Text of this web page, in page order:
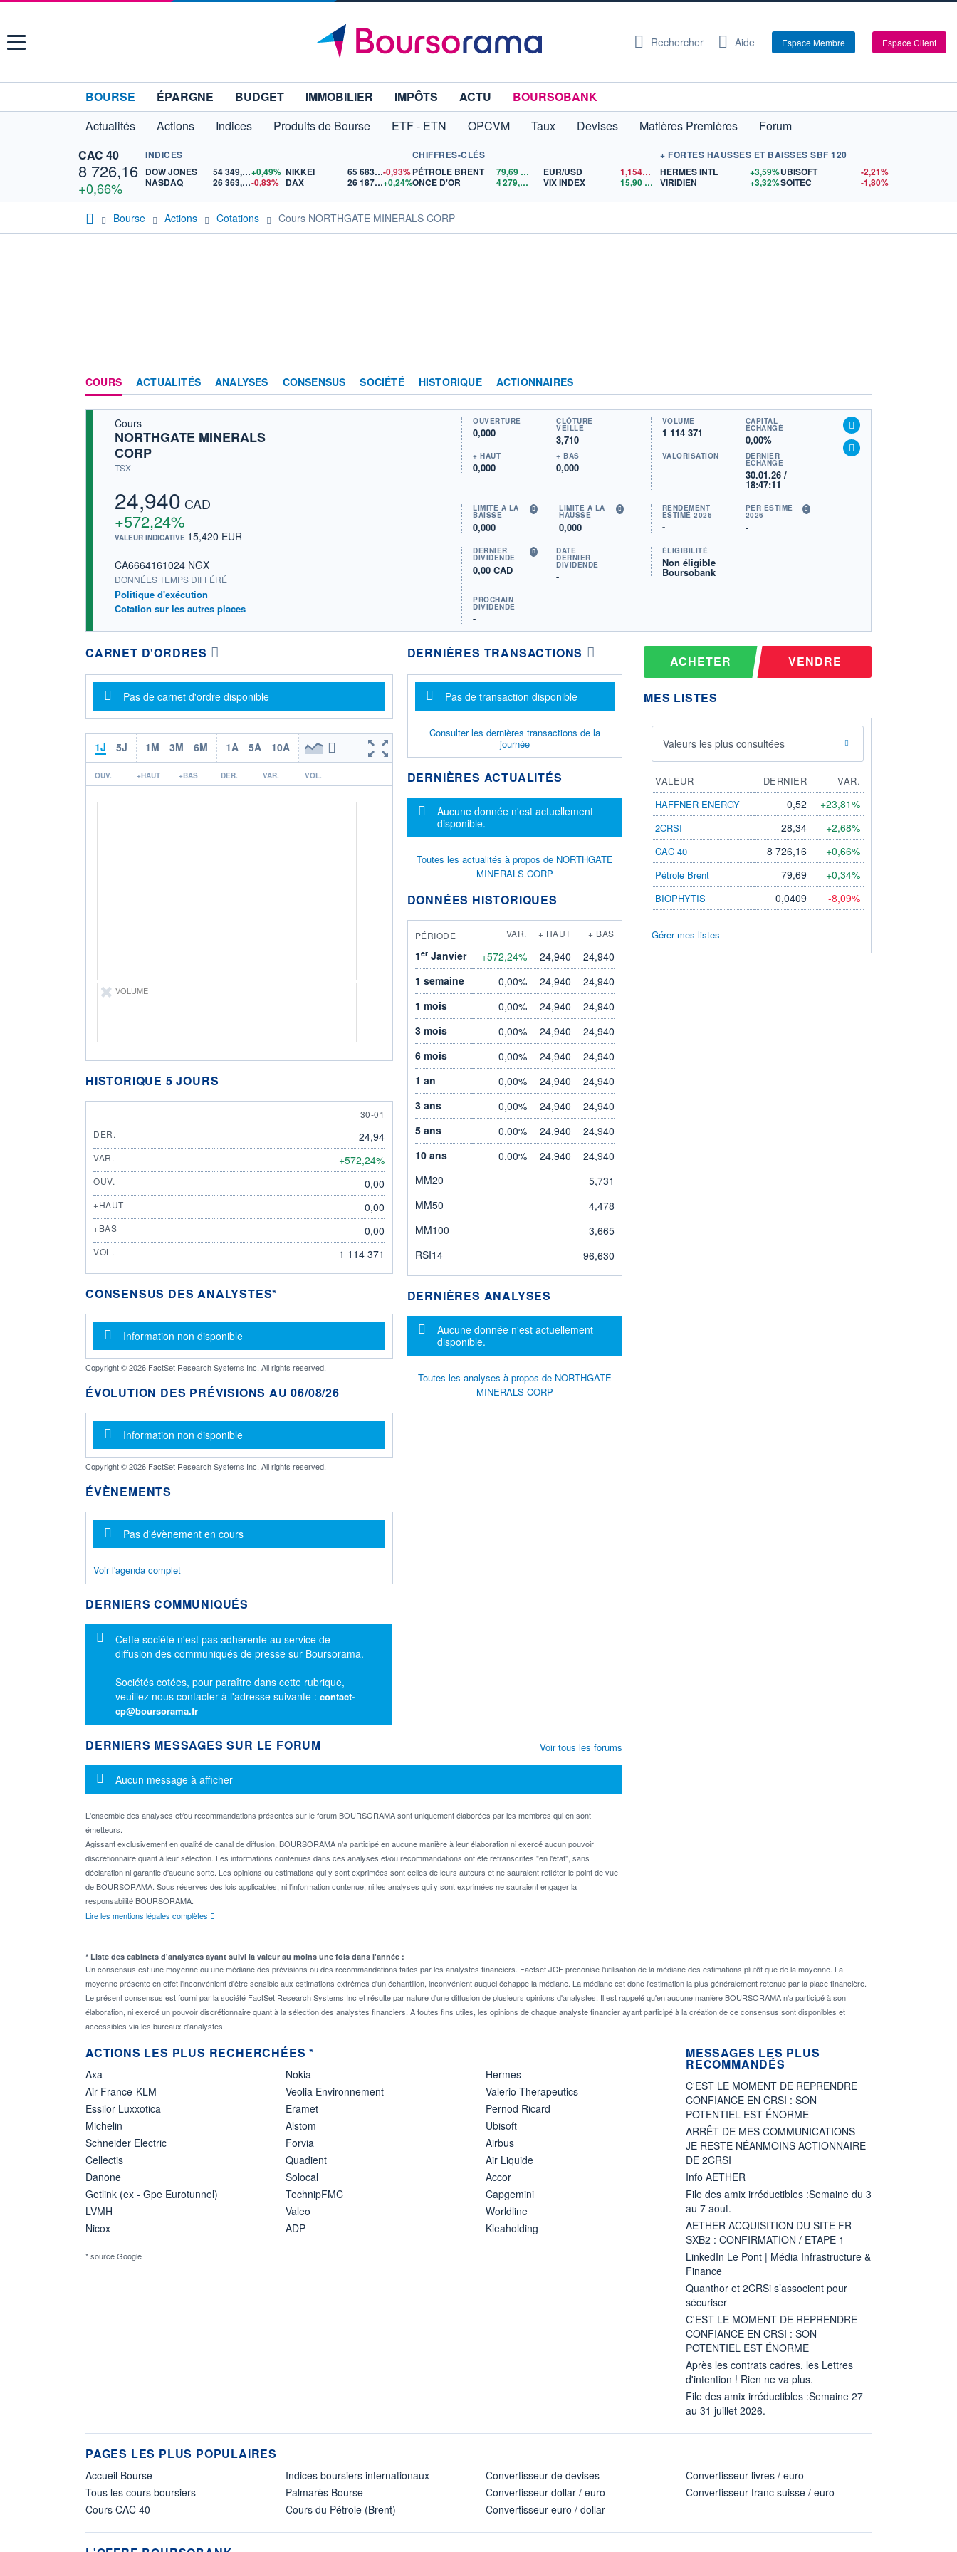
Menu Rechercher Aide Espace Membre Espace Client
BOURSE ÉPARGNE BUDGET IMMOBILIER IMPÔTS ACTU
BOURSOBANK
Actualités
Actions Indices Produits de Bourse ETF - ETN OPCVM Taux Devises Matières Premières
Forum
CAC 40
8 726,16
+0,66%
INDICES
DOW JONES
54 349,12+0,49%
NASDAQ
26 363,44-0,83%
NIKKEI 65 683,26-0,93%
DAX
26 187,84+0,24%
CHIFFRES-CLÉS
PÉTROLE BRENT
79,69$US
ONCE D'OR
4 279,11 $US
EUR/USD 1,1543$US
VIX INDEX
15,90$US
+ FORTES HAUSSES ET BAISSES SBF 120
HERMES INTL
+3,59%
VIRIDIEN
+3,32%
UBISOFT
-2,21%
SOITEC
-1,80%
Bourse Actions Cotations Cours NORTHGATE MINERALS CORP
COURS ACTUALITÉS ANALYSES CONSENSUS SOCIÉTÉ HISTORIQUE ACTIONNAIRES
Cours
NORTHGATE MINERALS
CORP
TSX
24,940 CAD
+572,24%
VALEUR INDICATIVE 15,420 EUR
CA6664161024 NGX
DONNÉES TEMPS DIFFÉRÉ
Politique d'exécution
Cotation sur les autres places
OUVERTURE
0,000
CLÔTURE
VEILLE
3,710
+ HAUT
0,000
+ BAS
0,000
VOLUME
1 114 371
CAPITAL
ÉCHANGÉ
0,00%
VALORISATION DERNIER
ÉCHANGE
30.01.26 /
18:47:11
LIMITE À LA
BAISSE
0,000
LIMITE À LA
HAUSSE
0,000
RENDEMENT
ESTIMÉ 2026
-
PER ESTIMÉ
2026
-
DERNIER
DIVIDENDE
0,00 CAD
DATE
DERNIER
DIVIDENDE
-
PROCHAIN
DIVIDENDE
-
ÉLIGIBILITÉ
Non éligible
Boursobank
CARNET D'ORDRES
Message d'information
Pas de carnet d'ordre disponible
1J 5J 1M 3M 6M 1A 5A 10A
OUV. +HAUT +BAS DER. VAR. VOL.
VOLUME
HISTORIQUE 5 JOURS
30 JANUARY
30-01
DER.
24,94
VAR. +572,24%
OUV. 0,00
+HAUT 0,00
+BAS 0,00
VOL. 1 114 371
CONSENSUS DES ANALYSTES*
Message d'information
Information non disponible
Copyright © 2026 FactSet Research Systems Inc. All rights reserved.
ÉVOLUTION DES PRÉVISIONS AU 06/08/26
Message d'information
Information non disponible
Copyright © 2026 FactSet Research Systems Inc. All rights reserved.
ÉVÈNEMENTS
Message d'information
Pas d'évènement en cours
Voir l'agenda complet
DERNIERS COMMUNIQUÉS
Message d'information
Cette société n'est pas adhérente au service de
diffusion des communiqués de presse sur Boursorama.
Sociétés cotées, pour paraître dans cette rubrique,
veuillez nous contacter à l'adresse suivante : contact-
cp@boursorama.fr
DERNIÈRES TRANSACTIONS
Message d'information
Pas de transaction disponible
Consulter les dernières transactions de la
journée
DERNIÈRES ACTUALITÉS
Message d'information
Aucune donnée n'est actuellement
disponible.
Toutes les actualités à propos de NORTHGATE
MINERALS CORP
DONNÉES HISTORIQUES
PÉRIODE VAR. + HAUT + BAS
1erJanvier +572,24% 24,940
24,940
1 semaine
0,00% 24,940
24,940
1 mois
0,00% 24,940
24,940
3 mois
0,00% 24,940
24,940
6 mois
0,00% 24,940
24,940
1 an
0,00% 24,940
24,940
3 ans
0,00% 24,940
24,940
5 ans
0,00% 24,940
24,940
10 ans
0,00% 24,940
24,940
MM20
5,731
MM50
4,478
MM100
3,665
RSI14
96,630
DERNIÈRES ANALYSES
Message d'information
Aucune donnée n'est actuellement
disponible.
Toutes les analyses à propos de NORTHGATE
MINERALS CORP
DERNIERS MESSAGES SUR LE FORUM
Message d'information
Aucun message à afficher
L'ensemble des analyses et/ou recommandations présentes sur le forum BOURSORAMA sont uniquement élaborées par les membres qui en sont
émetteurs.
Agissant exclusivement en qualité de canal de diffusion, BOURSORAMA n'a participé en aucune manière à leur élaboration ni exercé aucun pouvoir
discrétionnaire quant à leur sélection. Les informations contenues dans ces analyses et/ou recommandations ont été retranscrites "en l'état", sans
déclaration ni garantie d'aucune sorte. Les opinions ou estimations qui y sont exprimées sont celles de leurs auteurs et ne sauraient refléter le point de vue
de BOURSORAMA. Sous réserves des lois applicables, ni l'information contenue, ni les analyses qui y sont exprimées ne sauraient engager la
responsabilité BOURSORAMA.
Lire les mentions légales complètes
Voir tous les forums
ACHETER VENDRE
MES LISTES
Valeurs les plus consultées
VALEUR DERNIER
VAR.
HAFFNER ENERGY
0,52 +23,81%
2CRSI 28,34 +2,68%
CAC 40 8 726,16 +0,66%
Pétrole Brent 79,69 +0,34%
BIOPHYTIS 0,0409 -8,09%
Gérer mes listes
* Liste des cabinets d'analystes ayant suivi la valeur au moins une fois dans l'année :
Un consensus est une moyenne ou une médiane des prévisions ou des recommandations faites par les analystes financiers. Factset JCF préconise l'utilisation de la médiane des estimations plutôt que de la moyenne. La
moyenne présente en effet l'inconvénient d'être sensible aux estimations extrêmes d'un échantillon, inconvénient auquel échappe la médiane. La médiane est donc l'estimation la plus généralement retenue par la place financière.
Le présent consensus est fourni par la société FactSet Research Systems Inc et résulte par nature d'une diffusion de plusieurs opinions d'analystes. Il est rappelé qu'en aucune manière BOURSORAMA n'a participé à son
élaboration, ni exercé un pouvoir discrétionnaire quant à la sélection des analystes financiers. A toutes fins utiles, les opinions de chaque analyste financier ayant participé à la création de ce consensus sont disponibles et
accessibles via les bureaux d'analystes.
ACTIONS LES PLUS RECHERCHÉES *
Axa
Air France-KLM
Essilor Luxxotica
Michelin
Schneider Electric
Cellectis
Danone
Getlink (ex - Gpe Eurotunnel)
LVMH
Nicox
Nokia
Veolia Environnement
Eramet
Alstom
Forvia
Quadient
Solocal
TechnipFMC
Valeo
ADP
Hermes
Valerio Therapeutics
Pernod Ricard
Ubisoft
Airbus
Air Liquide
Accor
Capgemini
Worldline
Kleaholding
* source Google
MESSAGES LES PLUS
RECOMMANDÉS
C'EST LE MOMENT DE REPRENDRE
CONFIANCE EN CRSI : SON
POTENTIEL EST ÉNORME
ARRÊT DE MES COMMUNICATIONS -
JE RESTE NÉANMOINS ACTIONNAIRE
DE 2CRSI
Info AETHER
File des amix irréductibles :Semaine du 3
au 7 aout.
AETHER ACQUISITION DU SITE FR
SXB2 : CONFIRMATION / ETAPE 1
LinkedIn Le Pont | Média Infrastructure &
Finance
Quanthor et 2CRSi s’associent pour
sécuriser
C'EST LE MOMENT DE REPRENDRE
CONFIANCE EN CRSI : SON
POTENTIEL EST ÉNORME
Après les contrats cadres, les Lettres
d'intention ! Rien ne va plus.
File des amix irréductibles :Semaine 27
au 31 juillet 2026.
PAGES LES PLUS POPULAIRES
Accueil Bourse
Tous les cours boursiers
Cours CAC 40
Indices boursiers internationaux
Palmarès Bourse
Cours du Pétrole (Brent)
Convertisseur de devises
Convertisseur dollar / euro
Convertisseur euro / dollar
Convertisseur livres / euro
Convertisseur franc suisse / euro